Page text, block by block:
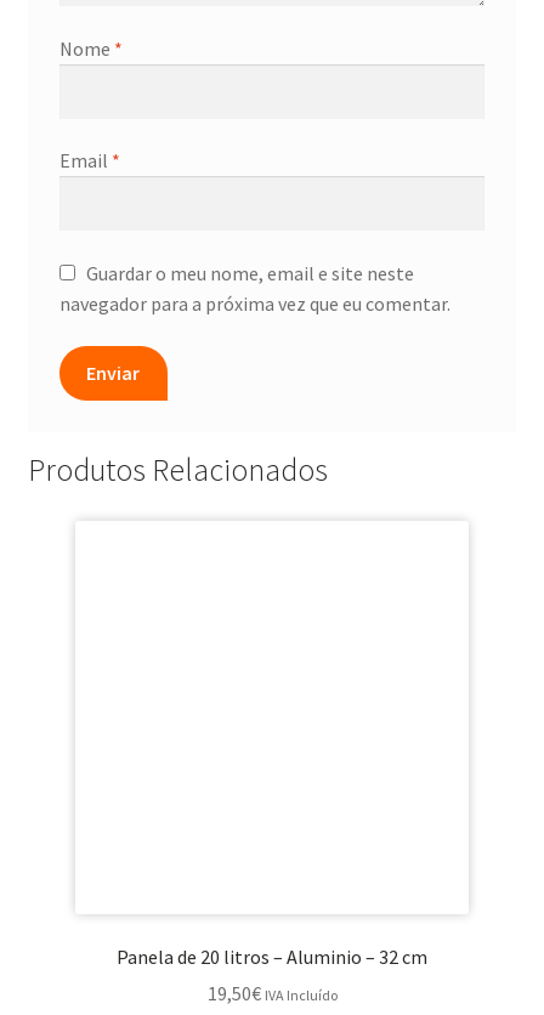
Nome *
Email *
Guardar o meu nome, email e site neste
navegador para a próxima vez que eu comentar.
Produtos Relacionados
Panela de 20 litros – Aluminio – 32 cm
19,50€ IVA Incluído